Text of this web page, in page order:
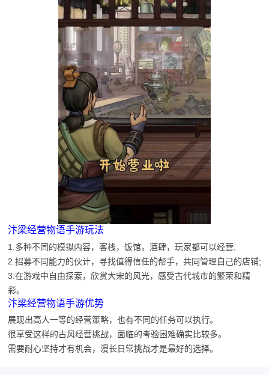
汴梁经营物语手游玩法
1.多种不同的模拟内容，客栈，饭馆，酒肆，玩家都可以经营;
2.招募不同能力的伙计，寻找值得信任的帮手，共同管理自己的店铺;
3.在游戏中自由探索，欣赏大宋的风光，感受古代城市的繁荣和精
彩。
汴梁经营物语手游优势
展现出高人一等的经营策略，也有不同的任务可以执行。
很享受这样的古风经营挑战，面临的考验困难确实比较多。
需要耐心坚持才有机会，漫长日常挑战才是最好的选择。